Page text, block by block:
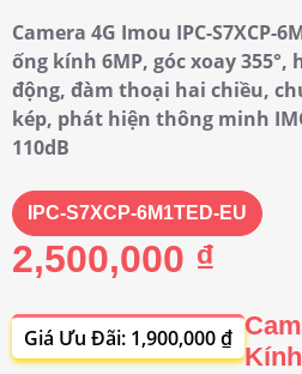
Camera 4G Imou IPC-S7XCP-
ống kính 6MP, góc xoay
động, đàm thoại hai chiều,
kép, phát hiện thông minh
110dB
IPC-S7XCP-6M1TED-EU
2,500,000 ₫
Giá Ưu Đãi: 1,900,000 ₫